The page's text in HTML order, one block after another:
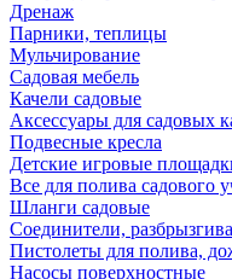
Дренаж
Парники, теплицы
Мульчирование
Садовая мебель
Качели садовые
Аксессуары для садовых
Подвесные кресла
Детские игровые
Все для полива садового
Шланги садовые
Соединители,
Пистолеты для полива,
Насосы поверхностные